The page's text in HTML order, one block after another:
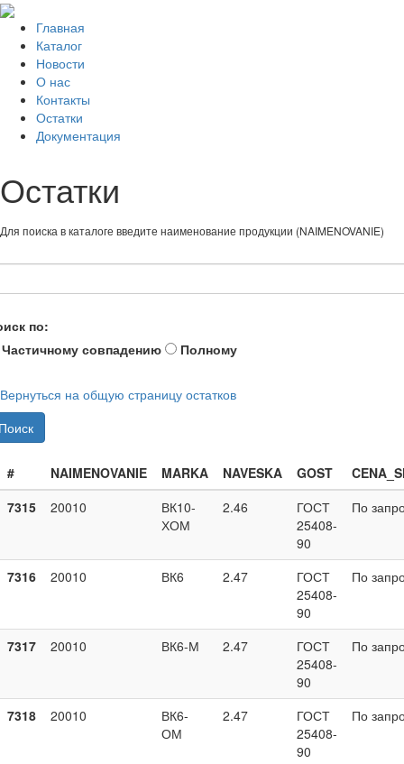
Главная
Каталог
Новости
О нас
Контакты
Остатки
Документация
Остатки
Для поиска в каталоге введите наименование продукции (NAIMENOVANIE)
по:
совпадению
Полному
Вернуться на общую страницу остатков
# NAIMENOVANIE MARKA NAVESKA GOST
7315
20010
ВК10-
ХОМ
2.46
ГОСТ
25408-
90
По
7316 20010 ВК6 2.47
ГОСТ
25408-
90
По
7317 20010 ВК6-М 2.47
ГОСТ
25408-
90
По
7318 20010
ВК6-
ОМ
2.47
ГОСТ
25408-
90
По